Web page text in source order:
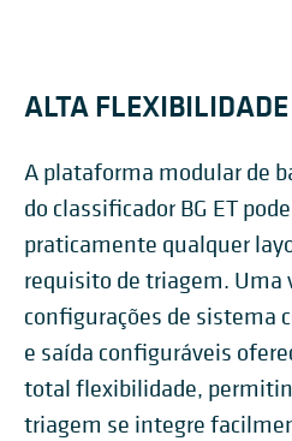
ALTA
A plataforma modular de
do classificador BG ET
praticamente qualquer
requisito de triagem. Uma
configurações de sistema
e saída configuráveis
total flexibilidade,
triagem se integre